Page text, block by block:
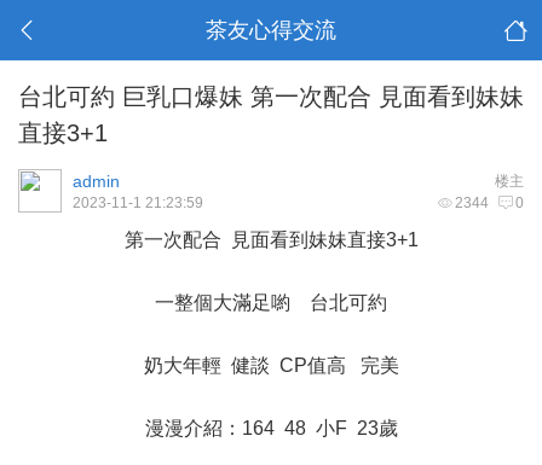
茶友心得交流
台北可約 巨乳口爆妹 第一次配合 見面看到妹妹
直接3+1
楼主
admin
2344 0
2023-11-1 21:23:59
第一次配合 見面看到妹妹直接3+1
一整個大滿足喲 台北可約
奶大年輕 健談 CP值高 完美
漫漫介紹：164 48 小F 23歲